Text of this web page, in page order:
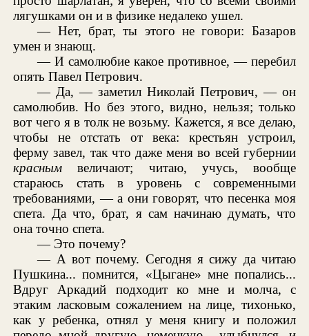
лягушками он и в физике недалеко ушел.
— Нет, брат, ты этого не говори: Базаров
умен и знающ.
— И самолюбие какое противное, — перебил
опять Павел Петрович.
— Да, — заметил Николай Петрович, — он
самолюбив. Но без этого, видно, нельзя; только
вот чего я в толк не возьму. Кажется, я все делаю,
чтобы не отстать от века: крестьян устроил,
ферму завел, так что даже меня во всей губернии
красным величают; читаю, учусь, вообще
стараюсь стать в уровень с современными
требованиями, — а они говорят, что песенка моя
спета. Да что, брат, я сам начинаю думать, что
она точно спета.
— Это почему?
— А вот почему. Сегодня я сижу да читаю
Пушкина... помнится, «Цыгане» мне попались...
Вдруг Аркадий подходит ко мне и молча, с
этаким ласковым сожалением на лице, тихонько,
как у ребенка, отнял у меня книгу и положил